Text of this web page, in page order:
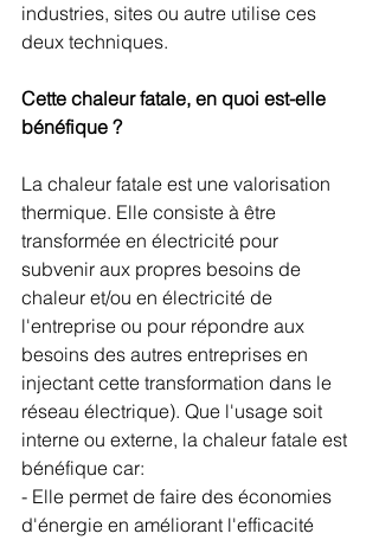
industries, sites ou autre utilise ces
deux techniques.
Cette chaleur fatale, en quoi est-elle
bénéfique ?
La chaleur fatale est une valorisation
thermique. Elle consiste à être
transformée en électricité pour
subvenir aux propres besoins de
chaleur et/ou en électricité de
l'entreprise ou pour répondre aux
besoins des autres entreprises en
injectant cette transformation dans le
réseau électrique). Que l'usage soit
interne ou externe, la chaleur fatale est
bénéfique car:
- Elle permet de faire des économies
d'énergie en améliorant l'efficacité